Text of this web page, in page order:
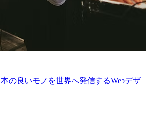
本の良いモノを世界へ発信するWebデザ